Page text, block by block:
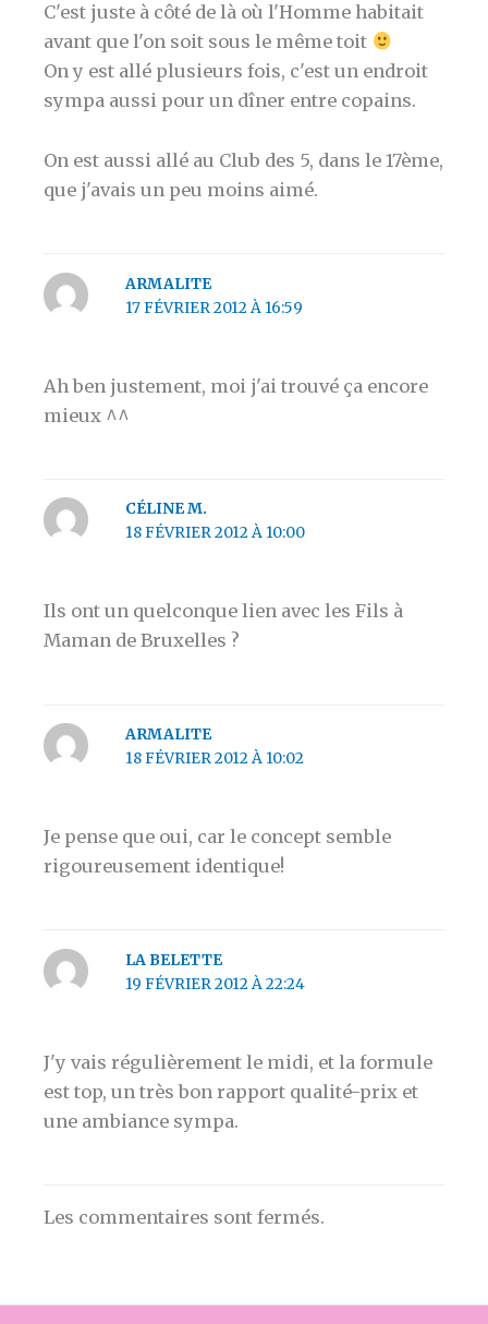
C'est juste à côté de là où l'Homme habitait
avant que l'on soit sous le même toit
On y est allé plusieurs fois, c'est un endroit
sympa aussi pour un dîner entre copains.
On est aussi allé au Club des 5, dans le 17ème,
que j'avais un peu moins aimé.
ARMALITE
17 FÉVRIER 2012 À 16:59
Ah ben justement, moi j'ai trouvé ça encore
mieux ^^
CÉLINE M.
18 FÉVRIER 2012 À 10:00
Ils ont un quelconque lien avec les Fils à
Maman de Bruxelles ?
ARMALITE
18 FÉVRIER 2012 À 10:02
Je pense que oui, car le concept semble
rigoureusement identique!
LA BELETTE
19 FÉVRIER 2012 À 22:24
J'y vais régulièrement le midi, et la formule
est top, un très bon rapport qualité-prix et
une ambiance sympa.
Les commentaires sont fermés.